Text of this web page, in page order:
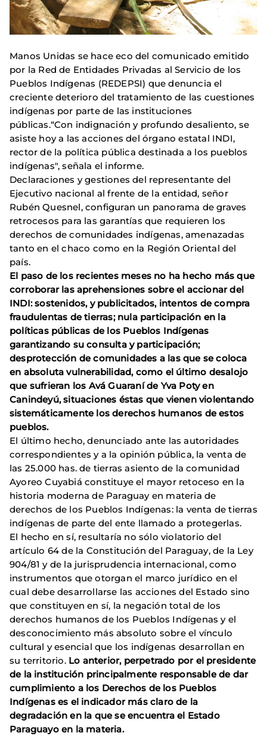
Manos Unidas se hace eco del comunicado emitido
por la Red de Entidades Privadas al Servicio de los
Pueblos Indígenas (REDEPSI) que denuncia el
creciente deterioro del tratamiento de las cuestiones
indígenas por parte de las instituciones
públicas.“Con indignación y profundo desaliento, se
asiste hoy a las acciones del órgano estatal INDI,
rector de la política pública destinada a los pueblos
indígenas", señala el informe.
Declaraciones y gestiones del representante del
Ejecutivo nacional al frente de la entidad, señor
Rubén Quesnel, configuran un panorama de graves
retrocesos para las garantías que requieren los
derechos de comunidades indígenas, amenazadas
tanto en el chaco como en la Región Oriental del
país.
El paso de los recientes meses no ha hecho más que
corroborar las aprehensiones sobre el accionar del
INDI: sostenidos, y publicitados, intentos de compra
fraudulentas de tierras; nula participación en la
políticas públicas de los Pueblos Indígenas
garantizando su consulta y participación;
desprotección de comunidades a las que se coloca
en absoluta vulnerabilidad, como el último desalojo
que sufrieran los Avá Guaraní de Yva Poty en
Canindeyú, situaciones éstas que vienen violentando
sistemáticamente los derechos humanos de estos
pueblos.
El último hecho, denunciado ante las autoridades
correspondientes y a la opinión pública, la venta de
las 25.000 has. de tierras asiento de la comunidad
Ayoreo Cuyabiá constituye el mayor retoceso en la
historia moderna de Paraguay en materia de
derechos de los Pueblos Indígenas: la venta de tierras
indígenas de parte del ente llamado a protegerlas.
El hecho en sí, resultaría no sólo violatorio del
artículo 64 de la Constitución del Paraguay, de la Ley
904/81 y de la jurisprudencia internacional, como
instrumentos que otorgan el marco jurídico en el
cual debe desarrollarse las acciones del Estado sino
que constituyen en sí, la negación total de los
derechos humanos de los Pueblos Indígenas y el
desconocimiento más absoluto sobre el vínculo
cultural y esencial que los indígenas desarrollan en
su territorio. Lo anterior, perpetrado por el presidente
de la institución principalmente responsable de dar
cumplimiento a los Derechos de los Pueblos
Indígenas es el indicador más claro de la
degradación en la que se encuentra el Estado
Paraguayo en la materia.